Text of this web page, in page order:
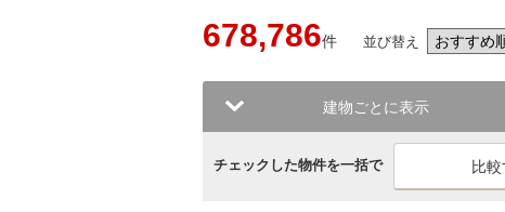
678,786件 並び替え
建物ごとに表示
チェックした物件を一括で